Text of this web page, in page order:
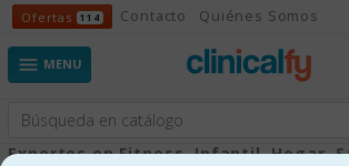
Ofertas 114 Ofertas
Contacto Quiénes Somos
 MENU
Expertos en Fitness, Infantil, Hogar,